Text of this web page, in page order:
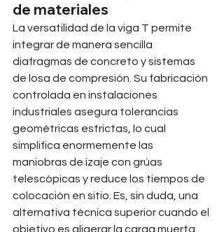
de materiales
La versatilidad de la viga T permite
integrar de manera sencilla
diafragmas de concreto y sistemas
de losa de compresión. Su fabricación
controlada en instalaciones
industriales asegura tolerancias
geométricas estrictas, lo cual
simplifica enormemente las
maniobras de izaje con grúas
telescópicas y reduce los tiempos de
colocación en sitio. Es, sin duda, una
alternativa técnica superior cuando el
objetivo es aligerar la carga muerta